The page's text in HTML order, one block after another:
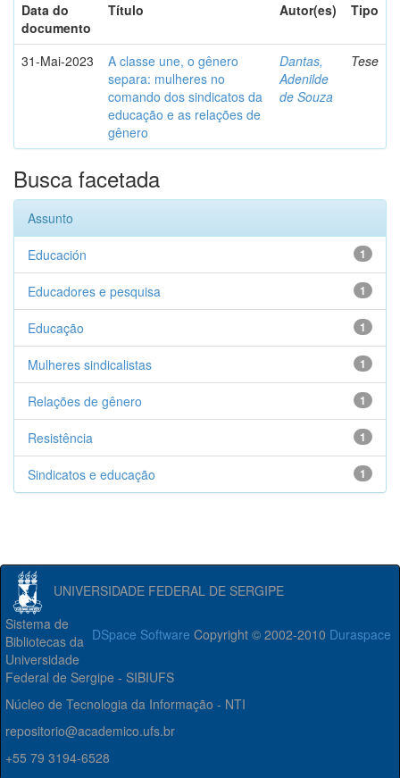
Data do
documento
Título Autor(es) Tipo
31-Mai-2023
A classe une, o gênero
separa: mulheres no
comando dos sindicatos da
educação e as relações de
gênero
Dantas,
Adenilde
de Souza
Tese
Busca facetada
Assunto
1
Educación
1
Educadores e pesquisa
1
Educação
1
Mulheres sindicalistas
1
Relações de gênero
1
Resistência
1
Sindicatos e educação
UNIVERSIDADE FEDERAL DE SERGIPE
DSpace Software Copyright © 2002-2010 Duraspace
Sistema de
Bibliotecas da
Universidade
Federal de Sergipe - SIBIUFS
Núcleo de Tecnologia da Informação - NTI
repositorio@academico.ufs.br
+55 79 3194-6528